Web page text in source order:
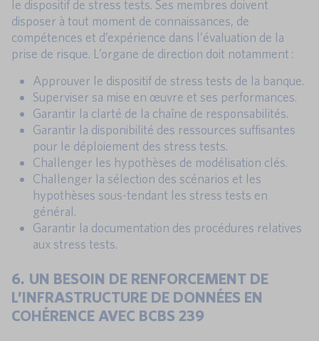
le dispositif de stress tests. Ses membres doivent
disposer à tout moment de connaissances, de
compétences et d’expérience dans l’évaluation de la
prise de risque. L’organe de direction doit notamment :
Approuver le dispositif de stress tests de la banque.
Superviser sa mise en œuvre et ses performances.
Garantir la clarté de la chaîne de responsabilités.
Garantir la disponibilité des ressources suffisantes
pour le déploiement des stress tests.
Challenger les hypothèses de modélisation clés.
Challenger la sélection des scénarios et les
hypothèses sous-tendant les stress tests en
général.
Garantir la documentation des procédures relatives
aux stress tests.
6. UN BESOIN DE RENFORCEMENT DE
L’INFRASTRUCTURE DE DONNÉES EN
COHÉRENCE AVEC BCBS 239